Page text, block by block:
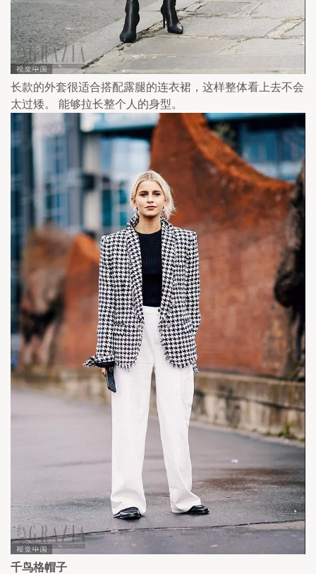
长款的外套很适合搭配露腿的连衣裙，这样整体看上去不会
太过矮。 能够拉长整个人的身型。
千鸟格帽子